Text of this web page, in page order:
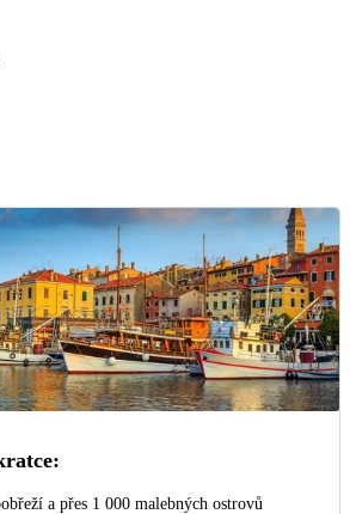
a přes 1 000 malebných ostrovů